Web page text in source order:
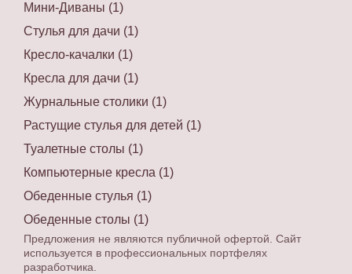
Мини-Диваны (1)
Стулья для дачи (1)
Кресло-качалки (1)
Кресла для дачи (1)
Журнальные столики (1)
Растущие стулья для детей (1)
Туалетные столы (1)
Компьютерные кресла (1)
Обеденные стулья (1)
Обеденные столы (1)
Предложения не являются публичной офертой. Сайт
используется в профессиональных портфелях
разработчика.